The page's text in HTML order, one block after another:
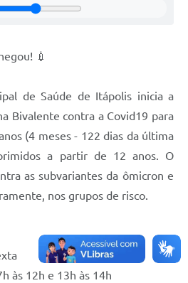
💉
de Saúde de Itápolis inicia a
Bivalente contra a Covid19 para
(4 meses - 122 dias da última
a partir de 12 anos. O
as subvariantes da ômicron e
nos grupos de risco.
às 12h e 13h às 14h